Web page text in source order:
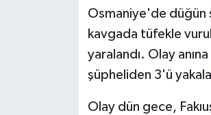
Osmaniye'de düğün
kavgada tüfekle
yaralandı. Olay
şüpheliden 3'ü
Olay dün gece,